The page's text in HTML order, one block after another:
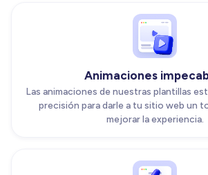
Animaciones
Las animaciones de nuestras plantillas
precisión para darle a tu sitio web un
mejorar la experiencia.